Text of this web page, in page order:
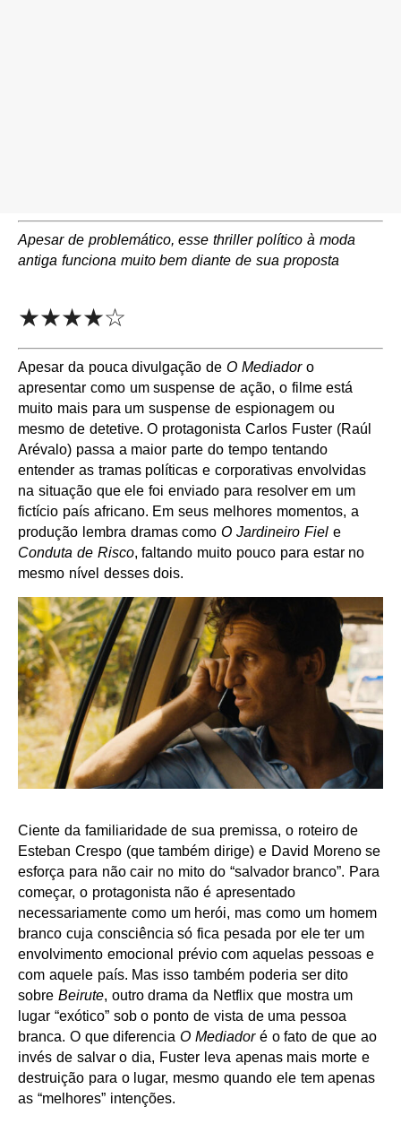
Apesar de problemático, esse thriller político à moda
antiga funciona muito bem diante de sua proposta
★★★★☆
Apesar da pouca divulgação de O Mediadoro
apresentar como um suspense de ação, o filme está
muito mais para um suspense de espionagem ou
mesmo de detetive. O protagonista Carlos Fuster (Raúl
Arévalo) passa a maior parte do tempo tentando
entender as tramas políticas e corporativas envolvidas
na situação que ele foi enviado para resolver em um
fictício país africano. Em seus melhores momentos, a
produção lembra dramas comoO Jardineiro Fiele
Conduta de Risco, faltando muito pouco para estar no
mesmo nível desses dois.
Ciente da familiaridade de sua premissa, o roteiro de
Esteban Crespo (que também dirige) e David Moreno se
esforça para não cair no mito do “salvador branco”. Para
começar, o protagonista não é apresentado
necessariamente como um herói, mas como um homem
branco cuja consciência só fica pesada por ele ter um
envolvimento emocional prévio com aquelas pessoas e
com aquele país. Mas isso também poderia ser dito
sobre Beirute, outro drama da Netflix que mostra um
lugar “exótico” sob o ponto de vista de uma pessoa
branca. O que diferenciaO Mediadoré o fato de que ao
invés de salvar o dia, Fuster leva apenas mais morte e
destruição para o lugar, mesmo quando ele tem apenas
as “melhores” intenções.